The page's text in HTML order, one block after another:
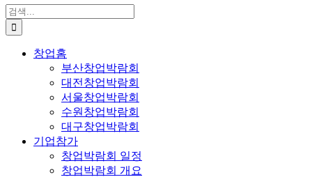
검
색:
창업홈
부산창업박람회
대전창업박람회
서울창업박람회
수원창업박람회
대구창업박람회
기업참가
창업박람회 일정
창업박람회 개요